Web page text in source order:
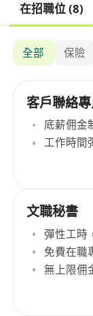
在招職位 (8)
全部 保險
客戶聯絡
底薪佣金
工作時間
文職秘書
彈性工時
免費在職
無上限佣